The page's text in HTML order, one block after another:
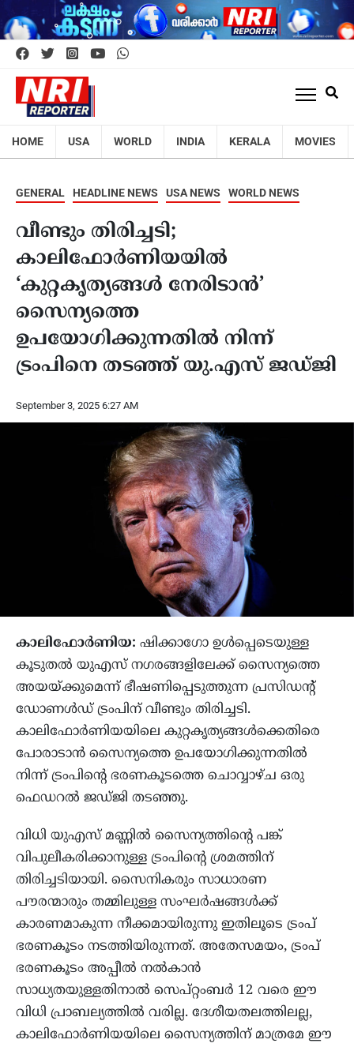
HOME USA WORLD INDIA KERALA MOVIES
GENERAL HEADLINE NEWS USA NEWS WORLD NEWS
വീണ്ടും തിരിച്ചടി;
കാലിഫോര്‍ണിയയില്‍
‘കുറ്റകൃത്യങ്ങള്‍ നേരിടാന്‍’
സൈന്യത്തെ
ഉപയോഗിക്കുന്നതില്‍ നിന്ന്
ട്രംപിനെ തടഞ്ഞ് യു.എസ് ജഡ്ജി
September 3, 2025 6:27 AM
കാലിഫോര്‍ണിയ: ഷിക്കാഗോ ഉള്‍പ്പെടെയുള്ള
കൂടുതല്‍ യുഎസ് നഗരങ്ങളിലേക്ക് സൈന്യത്തെ
അയയ്ക്കുമെന്ന് ഭീഷണിപ്പെടുത്തുന്ന പ്രസിഡന്റ്
ഡോണള്‍ഡ് ട്രംപിന് വീണ്ടും തിരിച്ചടി.
കാലിഫോര്‍ണിയയിലെ കുറ്റകൃത്യങ്ങള്‍ക്കെതിരെ
പോരാടാന്‍ സൈന്യത്തെ ഉപയോഗിക്കുന്നതില്‍
നിന്ന് ട്രംപിന്റെ ഭരണകൂടത്തെ ചൊവ്വാഴ്ച ഒരു
ഫെഡറല്‍ ജഡ്ജി തടഞ്ഞു.
വിധി യുഎസ് മണ്ണില്‍ സൈന്യത്തിന്റെ പങ്ക്
വിപുലീകരിക്കാനുള്ള ട്രംപിന്റെ ശ്രമത്തിന്
തിരിച്ചടിയായി. സൈനികരും സാധാരണ
പൗരന്മാരും തമ്മിലുള്ള സംഘര്‍ഷങ്ങള്‍ക്ക്
കാരണമാകുന്ന നീക്കമായിരുന്നു ഇതിലൂടെ ട്രംപ്
ഭരണകൂടം നടത്തിയിരുന്നത്. അതേസമയം, ട്രംപ്
ഭരണകൂടം അപ്പീല്‍ നല്‍കാന്‍
സാധ്യതയുള്ളതിനാല്‍ സെപ്റ്റംബര്‍ 12 വരെ ഈ
വിധി പ്രാബല്യത്തില്‍ വരില്ല. ദേശീയതലത്തിലല്ല,
കാലിഫോര്‍ണിയയിലെ സൈന്യത്തിന് മാത്രമേ ഈ